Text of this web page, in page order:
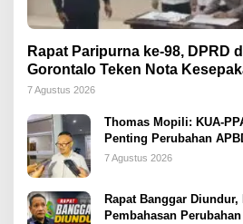
Rapat Paripurna ke-98, DPRD
Gorontalo Teken Nota
2026
7 Agustus 2026
Thomas Mopili: KUA-
Penting Perubahan
7 Agustus 2026
Rapat Banggar
Pembahasan